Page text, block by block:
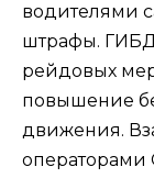
водителями
штрафы.
рейдовых
повышение
движения.